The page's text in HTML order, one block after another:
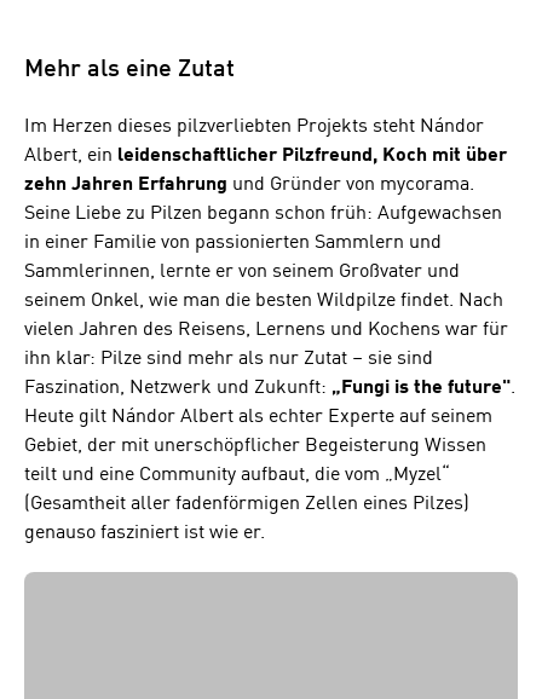
Mehr als eine Zutat
Im Herzen dieses pilzverliebten Projekts steht Nándor
Albert, ein leidenschaftlicher Pilzfreund, Koch mit über
zehn Jahren Erfahrung und Gründer von mycorama.
Seine Liebe zu Pilzen begann schon früh: Aufgewachsen
in einer Familie von passionierten Sammlern und
Sammlerinnen, lernte er von seinem Großvater und
seinem Onkel, wie man die besten Wildpilze findet. Nach
vielen Jahren des Reisens, Lernens und Kochens war für
ihn klar: Pilze sind mehr als nur Zutat – sie sind
Faszination, Netzwerk und Zukunft: „Fungi is the future".
Heute gilt Nándor Albert als echter Experte auf seinem
Gebiet, der mit unerschöpflicher Begeisterung Wissen
teilt und eine Community aufbaut, die vom „Myzel“
(Gesamtheit aller fadenförmigen Zellen eines Pilzes)
genauso fasziniert ist wie er.